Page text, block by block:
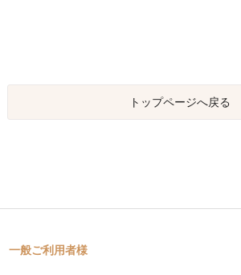
トップページへ戻る
一般ご利用者様